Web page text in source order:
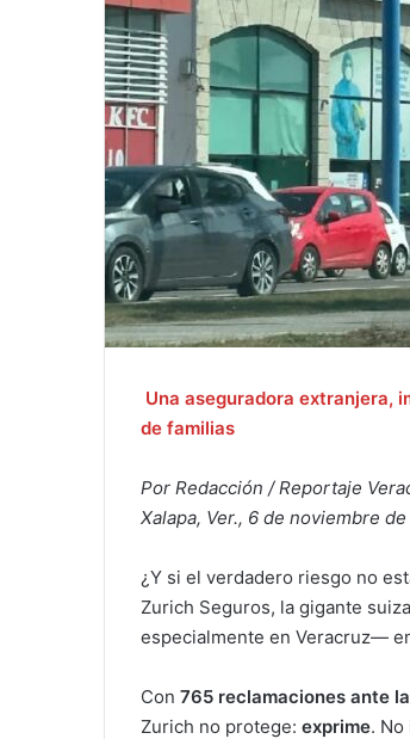
Una aseguradora extranjera,
de familias
Por Redacción / Reportaje
Xalapa, Ver., 6 de noviembre
¿Y si el verdadero riesgo no
Zurich Seguros, la gigante
especialmente en Veracruz—
Con 765 reclamaciones ante la
Zurich no protege: exprime. No